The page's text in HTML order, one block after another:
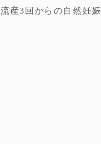
流産3回からの自然妊娠